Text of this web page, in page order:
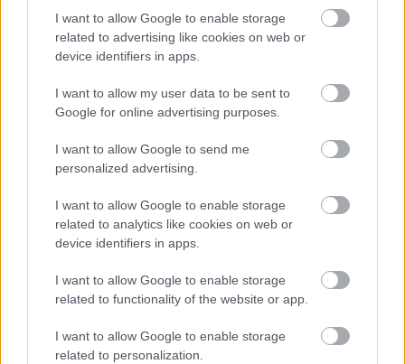
I want to allow Google to enable storage
related to advertising like cookies on web or
device identifiers in apps.
I want to allow my user data to be sent to
Google for online advertising purposes.
I want to allow Google to send me
personalized advertising.
I want to allow Google to enable storage
related to analytics like cookies on web or
device identifiers in apps.
I want to allow Google to enable storage
related to functionality of the website or app.
I want to allow Google to enable storage
related to personalization.
HIRDETÉS
LEGOLVASOTTABB
Indul a diákok pénzügyi ismereteit
erősítő Pénz7 programsorozat
Budapest-Pécs, Budapest-Szolnok:
gyorsabb és biztonságosabb lett a vasút